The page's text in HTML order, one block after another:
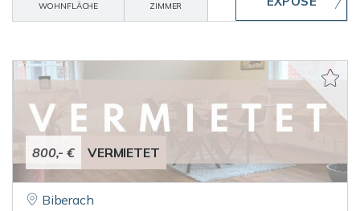
WOHNFLÄCHE
ZIMMER
800,- € VERMIETET
Biberach